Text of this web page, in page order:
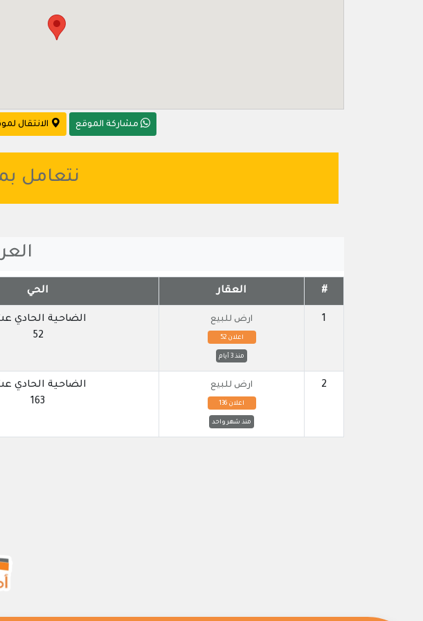
مشاركة الموقع الانتقال
نتعامل
# العقار الحي
1 ارض للبيع
اعلان 52
منذ 3 أيام
الضاحية الحادي
52
2 ارض للبيع
اعلان 136
منذ شهر واحد
الضاحية الحادي
163